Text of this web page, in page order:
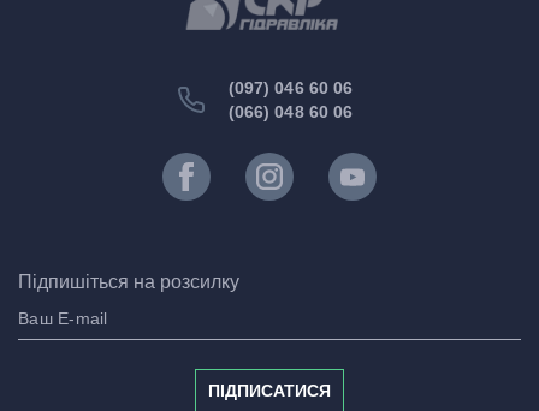
(097) 046 60 06
(066) 048 60 06
Підпишіться на розсилку
ПІДПИСАТИСЯ